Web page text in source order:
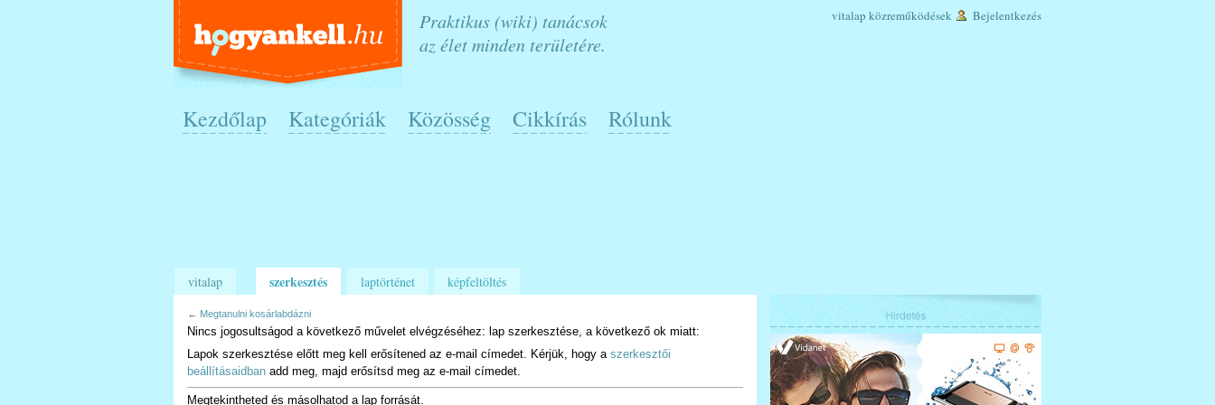
Praktikus (wiki) tanácsok
az élet minden területére.
vitalap közreműködések Bejelentkezés
Kezdőlap Kategóriák Közösség Cikkírás Rólunk
vitalap szerkesztés laptörténet képfeltöltés
← Megtanulni kosárlabdázni
Nincs jogosultságod a következő művelet elvégzéséhez: lap szerkesztése, a következő ok miatt:
Lapok szerkesztése előtt meg kell erősítened az e-mail címedet. Kérjük, hogy a szerkesztői
beállításaidban add meg, majd erősítsd meg az e-mail címedet.
Megtekintheted és másolhatod a lap forrását.